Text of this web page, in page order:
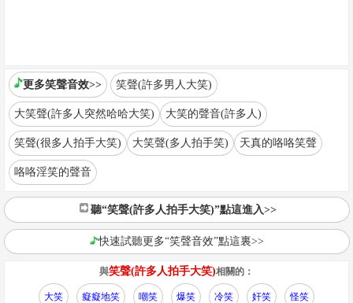
更多笑聲音效>> 笑聲(許多男人大笑)
大笑聲(許多人突然哈哈大笑) 大笑的聲音(許多人)
笑聲(很多人拍手大笑) 大笑聲(多人拍手笑) 天真的咯咯笑聲
咯咯淫笑的聲音
聽“笑聲(許多人拍手大笑)”點這進入>>
快速試聽更多“笑聲音效”點這裏>>
與笑聲(許多人拍手大笑)相關的：
大笑 癡癡地笑 嘲笑 爆笑 冷笑 奸笑 怪笑